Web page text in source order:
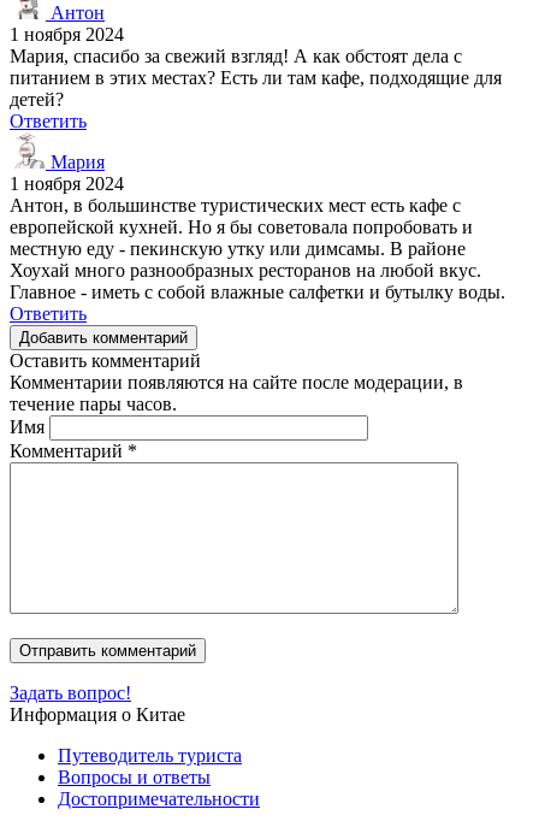
Антон
1 ноября 2024
Мария, спасибо за свежий взгляд! А как обстоят дела с
питанием в этих местах? Есть ли там кафе, подходящие для
детей?
Ответить
Мария
1 ноября 2024
Антон, в большинстве туристических мест есть кафе с
европейской кухней. Но я бы советовала попробовать и
местную еду - пекинскую утку или димсамы. В районе
Хоухай много разнообразных ресторанов на любой вкус.
Главное - иметь с собой влажные салфетки и бутылку воды.
Ответить
Добавить комментарий
Оставить комментарий
Комментарии появляются на сайте после модерации, в
течение пары часов.
Имя
Комментарий *
Задать вопрос!
Информация о Китае
Путеводитель туриста
Вопросы и ответы
Достопримечательности